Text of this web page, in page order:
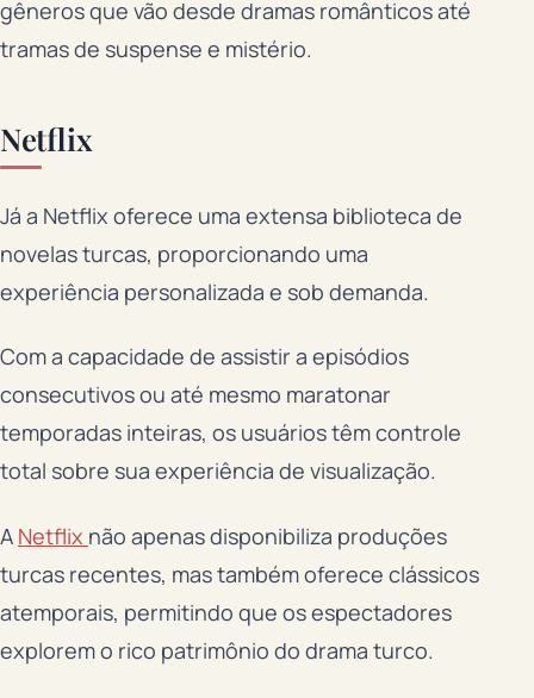
gêneros que vão desde dramas românticos até
tramas de suspense e mistério.
Netflix
Já a Netflix oferece uma extensa biblioteca de
novelas turcas, proporcionando uma
experiência personalizada e sob demanda.
Com a capacidade de assistir a episódios
consecutivos ou até mesmo maratonar
temporadas inteiras, os usuários têm controle
total sobre sua experiência de visualização.
A Netflix não apenas disponibiliza produções
turcas recentes, mas também oferece clássicos
atemporais, permitindo que os espectadores
explorem o rico patrimônio do drama turco.